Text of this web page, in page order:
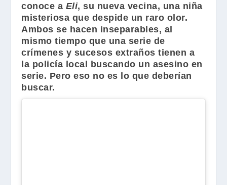
conoce a Eli, su nueva vecina, una niña
misteriosa que despide un raro olor.
Ambos se hacen inseparables, al
mismo tiempo que una serie de
crímenes y sucesos extraños tienen a
la policía local buscando un asesino en
serie. Pero eso no es lo que deberían
buscar.